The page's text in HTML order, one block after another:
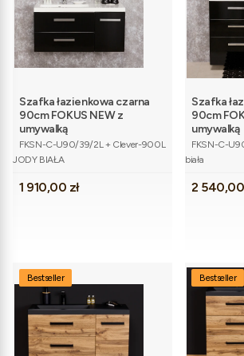
Szafka łazienkowa czarna
90cm FOKUS NEW z
umywalką
Kod produktu
FKSN-C-U90/39/2L + Clever-900L
JODY BIAŁA
Cena
1 910,00 zł
Szafka
90cm
umywalką
Kod produktu
FKSN-C-
biała
Cena
2 540,00
Bestseller Bestseller